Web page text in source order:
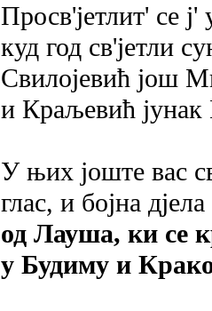
Просв'јетлит' се
куд год св'јетли
Свилојевић још
и Краљевић
У њих јоште вас
глас, и бојна
од Лауша, ки се
у Будиму и